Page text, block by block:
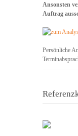
Ansonsten
Auftrag
Persönliche